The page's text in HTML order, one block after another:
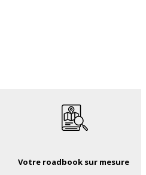
Votre roadbook sur mesure